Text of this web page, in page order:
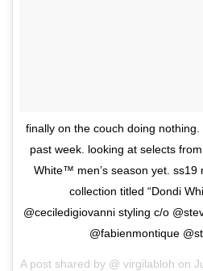
finally on the couch doing
past week. looking at selects
White™ men’s season yet. ss19
collection titled “Dondi
@ceciledigiovanni styling c/o
@fabienmontique
A post shared by @ virgilabloh on